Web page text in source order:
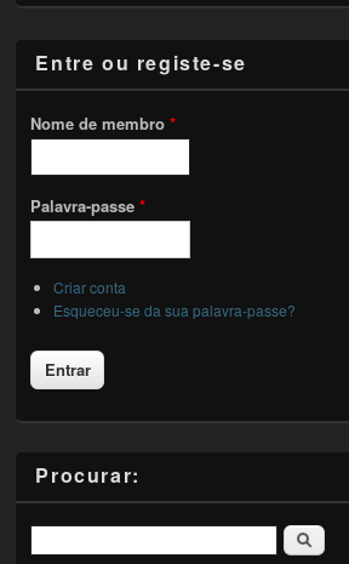
Entre ou registe-se
Nome de membro*
Palavra-passe*
Criar conta
Esqueceu-se da sua palavra-passe?
Procurar:
Pesquisar